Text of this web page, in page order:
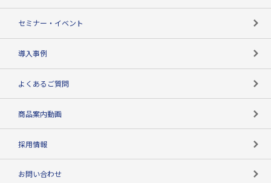
セミナー・イベント
導入事例
よくあるご質問
商品案内動画
採用情報
お問い合わせ